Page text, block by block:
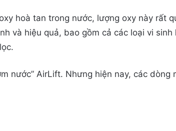
hoà tan trong nước, lượng oxy này rất
và hiệu quả, bao gồm cả các loại vi sinh
nước” AirLift. Nhưng hiện nay, các dòng